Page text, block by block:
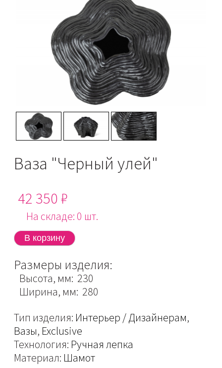
Ваза "Черный улей"
42 350 ₽
На складе: 0 шт.
Размеры изделия:
Высота, мм: 230
Ширина, мм: 280
Тип изделия: Интерьер / Дизайнерам,
Вазы, Exclusive
Технология: Ручная лепка
Материал: Шамот